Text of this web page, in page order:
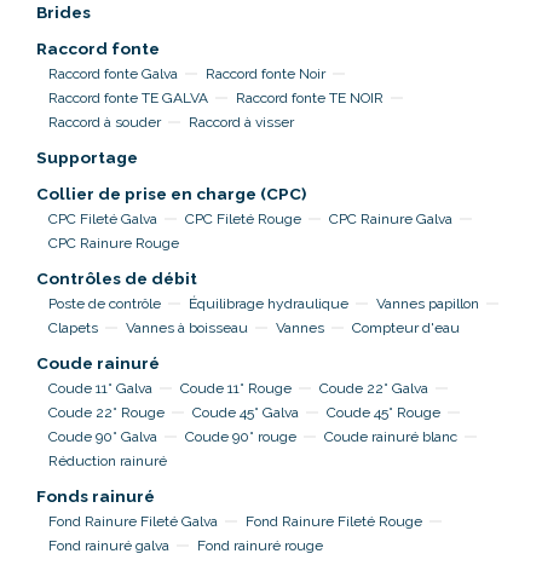
Brides
Raccord fonte
Raccord fonte Galva
Raccord fonte Noir
Raccord fonte TE GALVA
Raccord fonte TE NOIR
Raccord à souder
Raccord à visser
Supportage
Collier de prise en charge (CPC)
CPC Fileté Galva CPC Fileté Rouge
CPC Rainure Galva
CPC Rainure Rouge
Contrôles de débit
Poste de contrôle Équilibrage hydraulique
Vannes papillon
Clapets
Vannes à boisseau Vannes Compteur d'eau
Coude rainuré
Coude 11° Galva Coude 11° Rouge
Coude 22° Galva
Coude 22° Rouge
Coude 45° Galva
Coude 45° Rouge
Coude 90° Galva
Coude 90° rouge
Coude rainuré blanc
Réduction rainuré
Fonds rainuré
Fond Rainure Fileté Galva
Fond Rainure Fileté Rouge
Fond rainuré galva
Fond rainuré rouge